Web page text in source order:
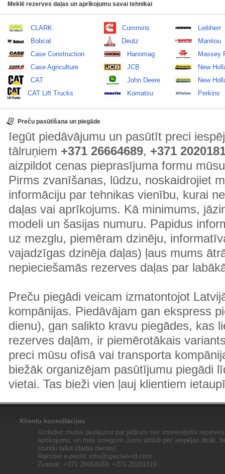
Meklē rezerves daļas un aprīkojumu savai tehnikai
CLARK
Bobcat
Case Construction
Case Agriculture
CAT
CAT Lift Trucks
Cummins
Deutz
Hanomag
JCB
John Deere
Komatsu
Liebherr
Manitou
Massey
New
New
Perkins
Preču pasūtīšana un piegāde
Iegūt piedāvājumu un pasūtīt preci
tālruņiem +371 26664689, +371
aizpildot cenas pieprasījuma formu
Pirms zvanīšanas, lūdzu, noskaidrojiet
informāciju par tehnikas vienību, kurai
daļas vai aprīkojums. Kā minimums,
modeli un šasijas numuru. Papidus
uz mezglu, piemēram dzinēju,
vajadzīgas dzinēja daļas) ļaus mums
nepieciešamās rezerves daļas par
Preču piegādi veicam izmatontojot
kompānijas. Piedāvājam gan ekspress
dienu), gan salikto kravu piegādes, kas
rezerves daļām, ir piemērotākais
preci mūsu ofisā vai transporta
biežāk organizējam pasūtījumu piegādi
vietai. Tas bieži vien ļauj klientiem
Klientu konsultācijas
Uzdodiet mums jautājumu par jebkuru sev interesējošu
aprīkojumu, un mēs sniegsim Jums atbildi pēc iespējas ātrāk,
stundu laikā (darba dienās).
Rakstiet e-pastā: info@specteh-rd.com
Zvaniet: +371 26664689; +371 20201819